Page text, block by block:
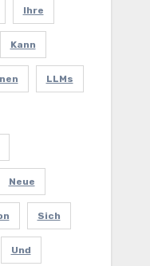
Ihre
Kann
LLMs
Neue
Sich
Und